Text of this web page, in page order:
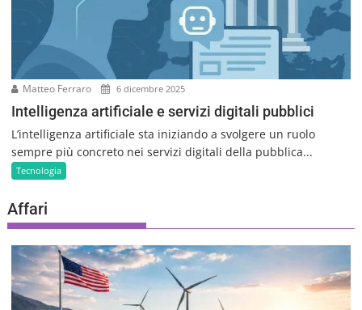
Matteo Ferraro 6 dicembre 2025
Intelligenza artificiale e servizi digitali pubblici
L’intelligenza artificiale sta iniziando a svolgere un ruolo
sempre più concreto nei servizi digitali della pubblica...
Tecnologia
Affari